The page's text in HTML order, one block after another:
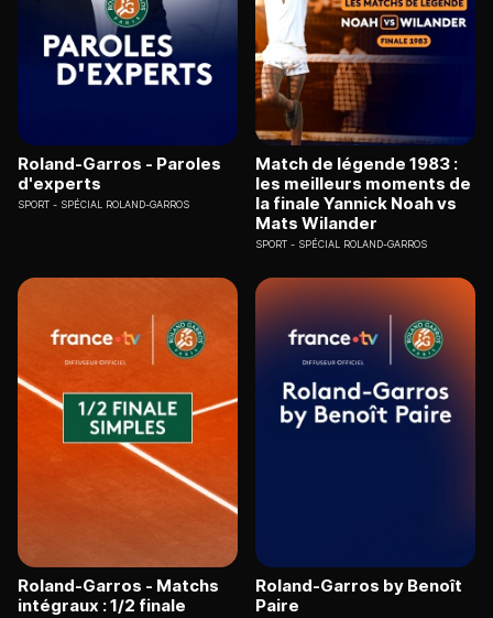
Roland-Garros - Paroles
d'experts
SPORT SPÉCIAL ROLAND-GARROS
Match de légende 1983 :
les meilleurs moments de
la finale Yannick Noah vs
Mats Wilander
SPORT SPÉCIAL ROLAND-GARROS
Roland-Garros - Matchs
intégraux : 1/2 finale
Roland-Garros by Benoît
Paire